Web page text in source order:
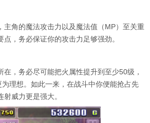
主角的魔法攻击力以及魔法值（MP）至关重
，务必保证你的攻击力足够强劲。
在，务必尽可能把火属性提升到至少50级，
理想。如此一来，在战斗中你便能抢占先
威力更是强大。